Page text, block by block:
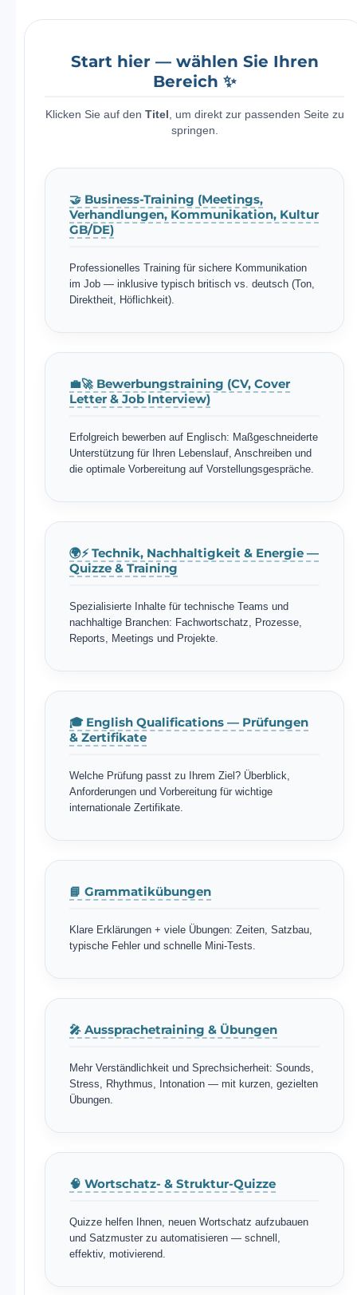
Start hier — wählen Sie Ihren
Bereich ✨
Klicken Sie auf den Titel
, um direkt zur passenden Seite zu
springen.
🤝 Business-Training (Meetings,
Verhandlungen, Kommunikation, Kultur
GB/DE)
Professionelles Training für sichere Kommunikation
im Job — inklusive typisch britisch vs. deutsch (Ton,
Direktheit, Höflichkeit).
💼🚀 Bewerbungstraining (CV, Cover
Letter & Job Interview)
Erfolgreich bewerben auf Englisch: Maßgeschneiderte
Unterstützung für Ihren Lebenslauf, Anschreiben und
die optimale Vorbereitung auf Vorstellungsgespräche.
🌍⚡ Technik, Nachhaltigkeit & Energie —
Quizze & Training
Spezialisierte Inhalte für technische Teams und
nachhaltige Branchen: Fachwortschatz, Prozesse,
Reports, Meetings und Projekte.
🎓 English Qualifications — Prüfungen
& Zertifikate
Welche Prüfung passt zu Ihrem Ziel? Überblick,
Anforderungen und Vorbereitung für wichtige
internationale Zertifikate.
📘 Grammatikübungen
Klare Erklärungen + viele Übungen: Zeiten, Satzbau,
typische Fehler und schnelle Mini-Tests.
🎤 Aussprachetraining & Übungen
Mehr Verständlichkeit und Sprechsicherheit: Sounds,
Stress, Rhythmus, Intonation — mit kurzen, gezielten
Übungen.
🧠 Wortschatz- & Struktur-Quizze
Quizze helfen Ihnen, neuen Wortschatz aufzubauen
und Satzmuster zu automatisieren — schnell,
effektiv, motivierend.